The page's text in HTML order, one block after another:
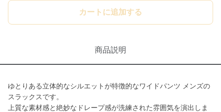
カートに追加する
商品説明
ゆとりある立体的なシルエットが特徴的なワイドパンツ メンズの
スラックスです。
上質な素材感と絶妙なドレープ感が洗練された雰囲気を演出しま